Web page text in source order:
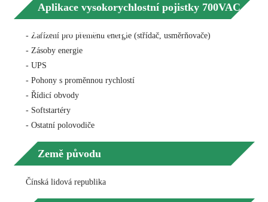
Aplikace vysokorychlostní pojistky 700VAC
100A s montáží na čep
- Zařízení pro přeměnu energie (střídač, usměrňovače)
- Zásoby energie
- UPS
- Pohony s proměnnou rychlostí
- Řídicí obvody
- Softstartéry
- Ostatní polovodiče
Země původu
Čínská lidová republika